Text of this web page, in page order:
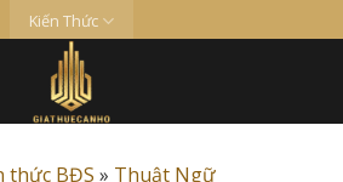
Kiến Thức
thức BĐS » Thuật Ngữ